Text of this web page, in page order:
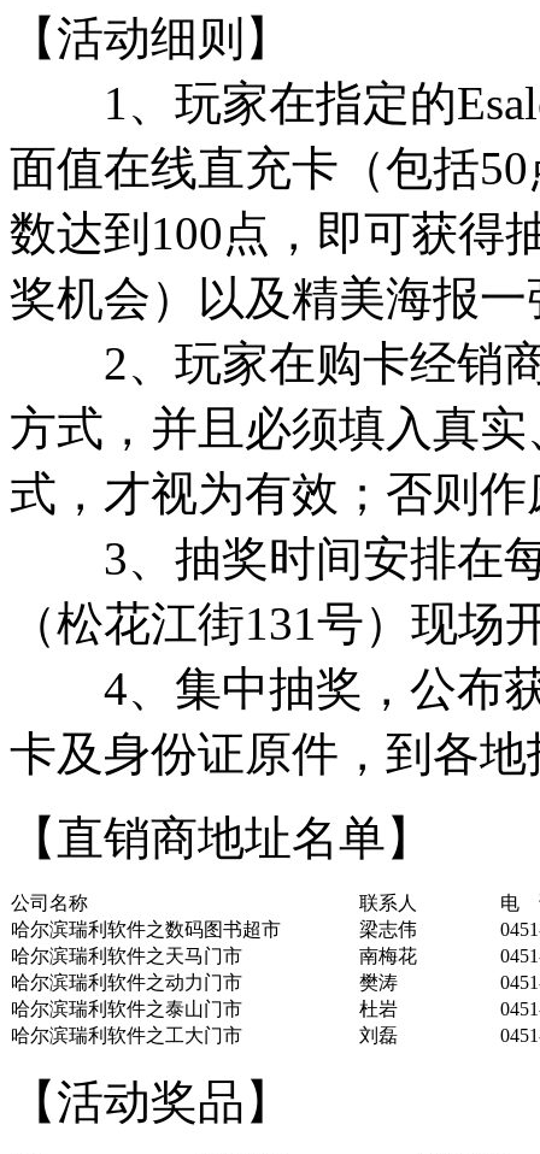
【活动细则】
1、玩家在指定的
面值在线直充卡（包括
数达到100点，即可获得
奖机会）以及精美海报一
2、玩家在购卡经销商
方式，并且必须填入真
式，才视为有效；否则作
3、抽奖时间安排在每
（松花江街131号）现场
4、集中抽奖，公布获
卡及身份证原件，到各
【直销商地址名单】
公司名称 联系人
电
哈尔滨瑞利软件之数码图书超市
梁志伟
哈尔滨瑞利软件之天马门市
南梅花
哈尔滨瑞利软件之动力门市
樊涛
哈尔滨瑞利软件之泰山门市
杜岩
哈尔滨瑞利软件之工大门市
刘磊
【活动奖品】